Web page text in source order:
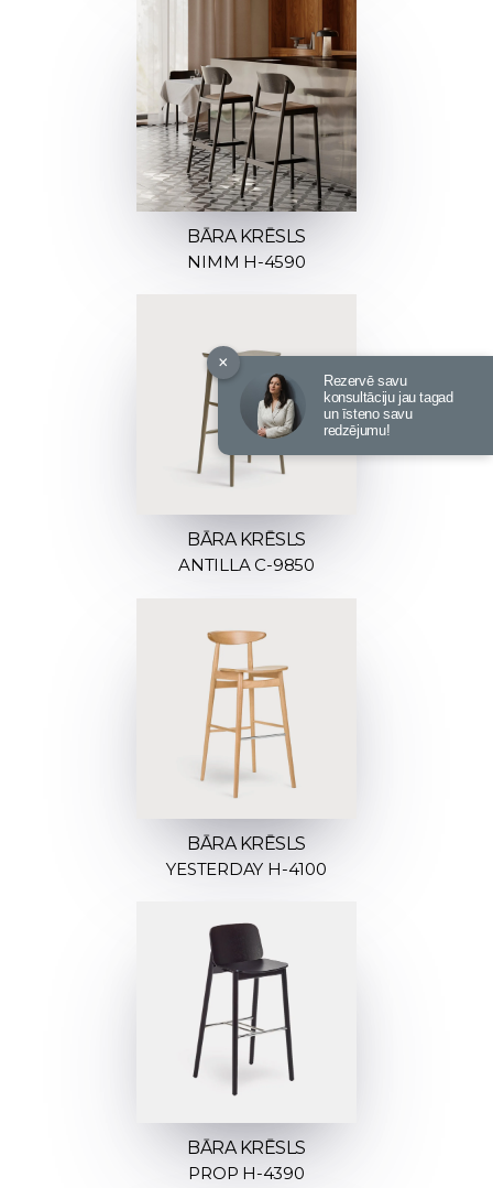
BĀRA KRĒSLS
NIMM H-4590
BĀRA KRĒSLS
ANTILLA C-9850
BĀRA KRĒSLS
YESTERDAY H-4100
BĀRA KRĒSLS
PROP H-4390
×
Rezervē savu
konsultāciju jau tagad
un īsteno savu
redzējumu!